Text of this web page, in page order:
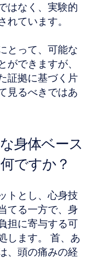
はなく、実験的
ています。
とって、可能な
できますが、
証拠に基づく片
見るべきではあ
身体ベース
ですか？
トとし、心身技
てる一方で、身
担に寄与する可
します。 首、あ
、頭の痛みの経